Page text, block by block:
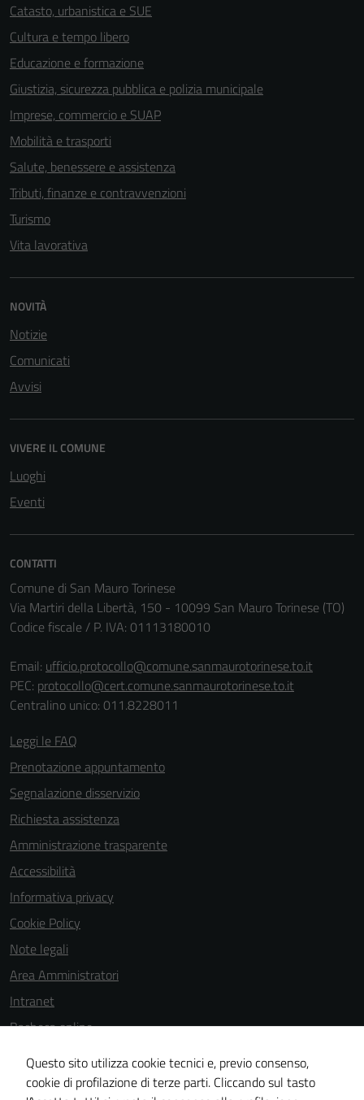
Catasto, urbanistica e SUE
Cultura e tempo libero
Educazione e formazione
Giustizia, sicurezza pubblica e polizia municipale
Imprese, commercio e SUAP
Mobilità e trasporti
Salute, benessere e assistenza
Tributi, finanze e contravvenzioni
Turismo
Vita lavorativa
NOVITÀ
Notizie
Comunicati
Avvisi
VIVERE IL COMUNE
Luoghi
Eventi
CONTATTI
Comune di San Mauro Torinese
Via Martiri della Libertà, 150 - 10099 San Mauro Torinese (TO)
Codice fiscale / P. IVA: 01113180010
Email: ufficio.protocollo@comune.sanmaurotorinese.to.it
PEC: protocollo@cert.comune.sanmaurotorinese.to.it
Centralino unico: 011.8228011
Leggi le FAQ
Prenotazione appuntamento
Segnalazione disservizio
Richiesta assistenza
Amministrazione trasparente
Accessibilità
Informativa privacy
Cookie Policy
Note legali
Area Amministratori
Intranet
Bacheca online
Dichiarazione di accessibilità
Dichiarazione di accessibilità e modalità di segnalazioni di non
Questo sito utilizza cookie tecnici e, previo consenso,
cookie di profilazione di terze parti. Cliccando sul tasto
Tecnici